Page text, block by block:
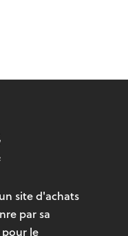
site d'achats
par sa
le